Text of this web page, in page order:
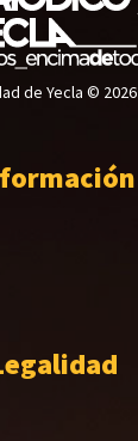
de Yecla © 2026